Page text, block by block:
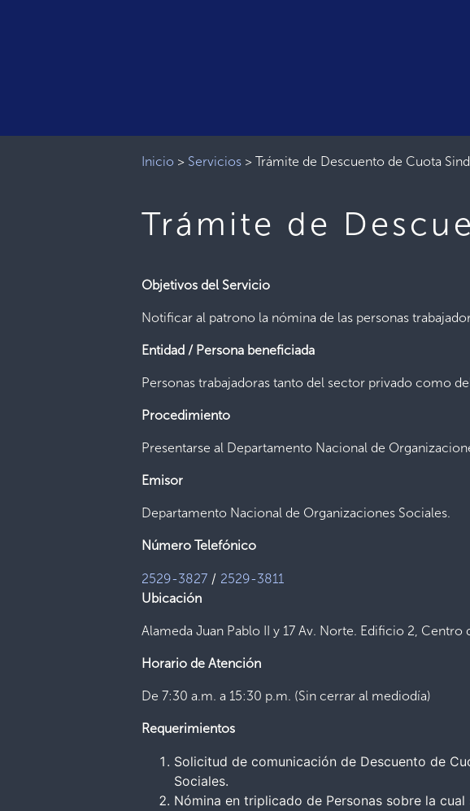
Inicio > Servicios >Trámite de Descuento de Cuota
Trámite de
Objetivos del Servicio
Notificar al patrono la nómina de las personas
Entidad / Persona beneficiada
Personas trabajadoras tanto del sector privado como
Procedimiento
Presentarse al Departamento Nacional de
Emisor
Departamento Nacional de Organizaciones Sociales.
Número Telefónico
2529-3827 / 2529-3811
Ubicación
Alameda Juan Pablo II y 17 Av. Norte. Edificio 2, Centro
Horario de Atención
De 7:30 a.m. a 15:30 p.m. (Sin cerrar al mediodía)
Requerimientos
Solicitud de comunicación de Descuento de
Sociales.
Nómina en triplicado de Personas sobre la